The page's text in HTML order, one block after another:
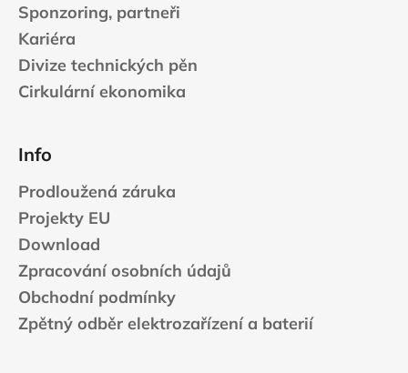
Sponzoring, partneři
Kariéra
Divize technických pěn
Cirkulární ekonomika
Info
Prodloužená záruka
Projekty EU
Download
Zpracování osobních údajů
Obchodní podmínky
Zpětný odběr elektrozařízení a baterií